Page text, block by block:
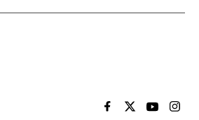
EL PAÍS BRASIL EN
EL PAÍSEL PAÍS
EL